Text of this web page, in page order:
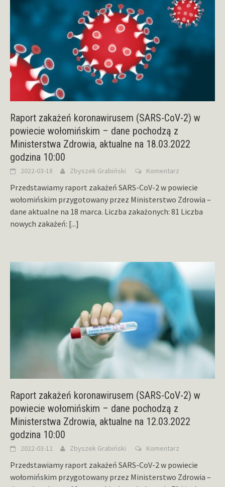
Raport zakażeń koronawirusem (SARS-CoV-2) w
powiecie wołomińskim – dane pochodzą z
Ministerstwa Zdrowia, aktualne na 18.03.2022
godzina 10:00
2022-03-18 Zbyszek Grabiński Komentarz
Przedstawiamy raport zakażeń SARS-CoV-2 w powiecie
wołomińskim przygotowany przez Ministerstwo Zdrowia –
dane aktualne na 18 marca. Liczba zakażonych: 81 Liczba
nowych zakażeń: [...]
Raport zakażeń koronawirusem (SARS-CoV-2) w
powiecie wołomińskim – dane pochodzą z
Ministerstwa Zdrowia, aktualne na 12.03.2022
godzina 10:00
2022-03-12 Zbyszek Grabiński Komentarz
Przedstawiamy raport zakażeń SARS-CoV-2 w powiecie
wołomińskim przygotowany przez Ministerstwo Zdrowia –